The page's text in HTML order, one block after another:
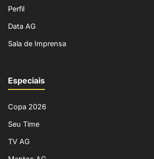
Perfil
Data AG
Sala de Imprensa
Especiais
Copa 2026
Seu Time
TV AG